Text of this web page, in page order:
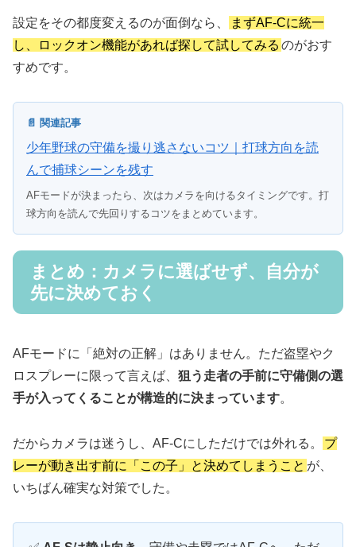
設定をその都度変えるのが面倒なら、
まずAF-Cに統一
し、ロックオン機能があれば探して試してみる のがおす
すめです。
📄 関連記事
少年野球の守備を撮り逃さないコツ｜打球方向を読
んで捕球シーンを残す
AFモードが決まったら、次はカメラを向けるタイミングです。打
球方向を読んで先回りするコツをまとめています。
まとめ：カメラに選ばせず、自分が
先に決めておく
AFモードに「絶対の正解」はありません。ただ盗塁やク
ロスプレーに限って言えば、 狙う走者の手前に守備側の選
手が入ってくることが構造的に決まっています。
だからカメラは迷うし、AF-Cにしただけでは外れる。
プ
レーが動き出す前に「この子」と決めてしまうこと が、
いちばん確実な対策でした。